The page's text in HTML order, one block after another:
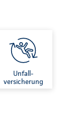
Unfall-
versicherung